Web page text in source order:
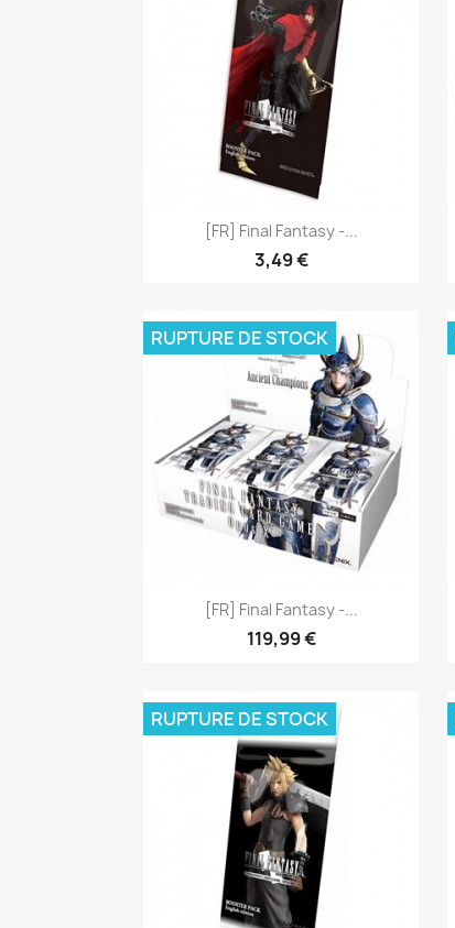
[FR] Final Fantasy -...
3,49 €
Aperçu rapide
[FR] Final Fantasy -...
119,99 €
RUPTURE DE STOCK
Aperçu rapide
RUPTURE DE STOCK